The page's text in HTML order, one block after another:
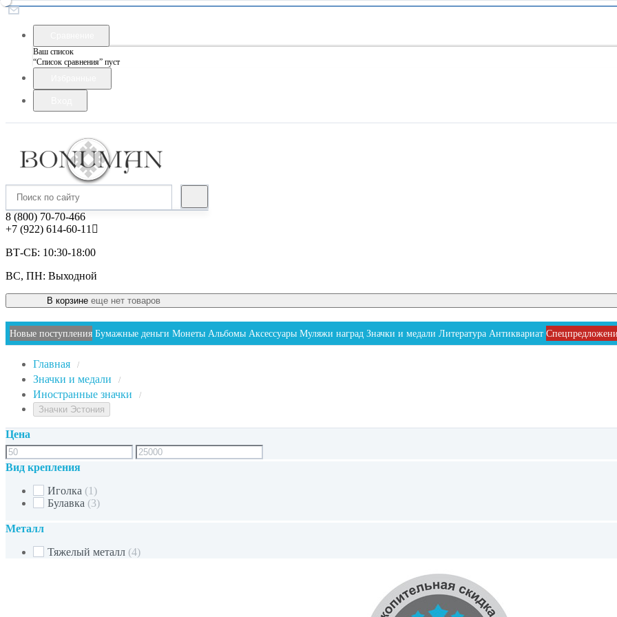
Ваш список
“Список сравнения” пуст
8 (800) 70-70-466
+7 (922) 614-60-11
ВТ-СБ: 10:30-18:00
ВС, ПН: Выходной
В корзине еще нет товаров
Новые поступления Бумажные деньги Монеты Альбомы Аксессуары Муляжи наград Значки и медали Литература Антиквариат
Главная /
Значки и медали /
Иностранные значки /
Значки Эстония
Цена
Вид крепления
Иголка (1)
Булавка (3)
Металл
Тяжелый металл (4)